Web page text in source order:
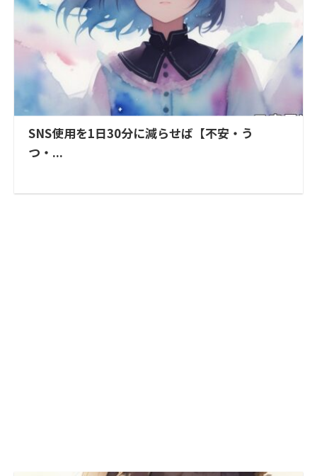
SNS使用を1日30分に減らせば【不安・う
つ・...